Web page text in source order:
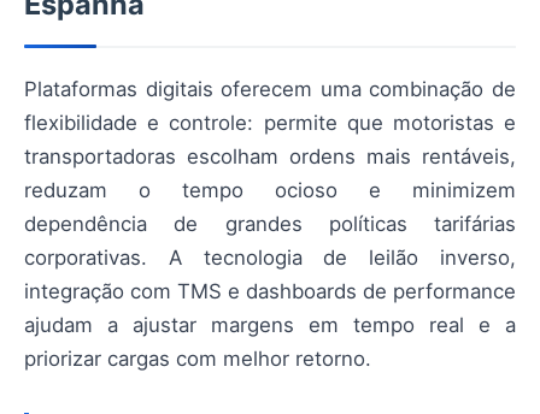
Plataformas digitais oferecem uma combinação de
flexibilidade e controle: permite que motoristas e
transportadoras escolham ordens mais rentáveis,
reduzam o tempo ocioso e minimizem
dependência de grandes políticas tarifárias
corporativas. A tecnologia de leilão inverso,
integração com TMS e dashboards de performance
ajudam a ajustar margens em tempo real e a
priorizar cargas com melhor retorno.